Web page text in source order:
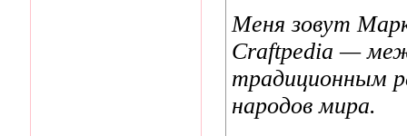
Меня зовут
Craftpedia —
традиционным
народов мира.